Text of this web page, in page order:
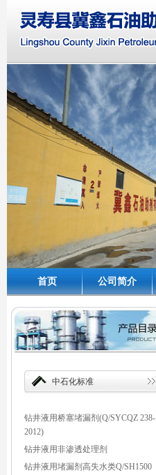
首页 公司简介
中石化标准
钻井液用桥塞堵漏剂(Q/SYCQZ 238-
2012)
钻井液用非渗透处理剂
钻井液用堵漏剂高失水类Q/SH1500